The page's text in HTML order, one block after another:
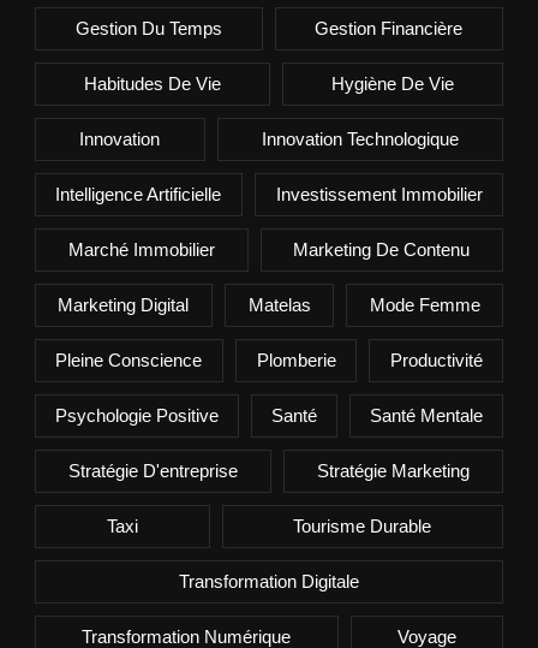
Gestion Du Temps Gestion Financière
Habitudes De Vie Hygiène De Vie
Innovation Innovation Technologique
Intelligence Artificielle Investissement Immobilier
Marché Immobilier Marketing De Contenu
Marketing Digital Matelas Mode Femme
Pleine Conscience Plomberie Productivité
Psychologie Positive Santé Santé Mentale
Stratégie D'entreprise Stratégie Marketing
Taxi Tourisme Durable
Transformation Digitale
Transformation Numérique Voyage